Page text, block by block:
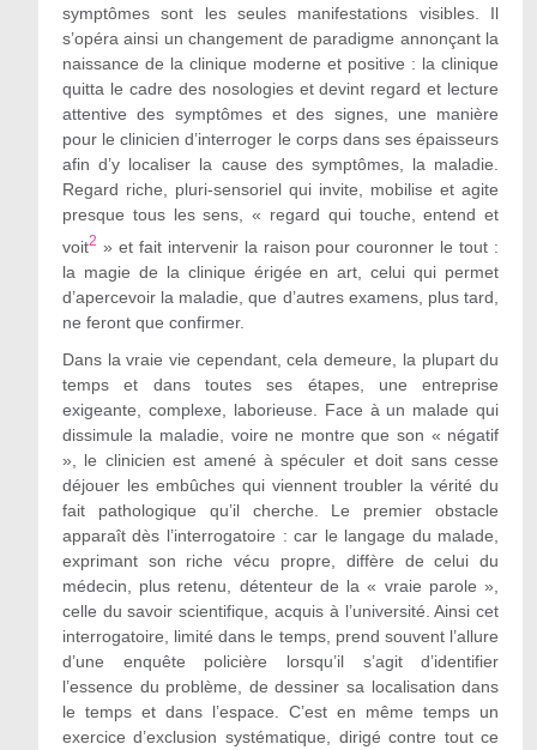
symptômes sont les seules manifestations visibles. Il
s’opéra ainsi un changement de paradigme annonçant la
naissance de la clinique moderne et positive : la clinique
quitta le cadre des nosologies et devint regard et lecture
attentive des symptômes et des signes, une manière
pour le clinicien d’interroger le corps dans ses épaisseurs
afin d’y localiser la cause des symptômes, la maladie.
Regard riche, pluri-sensoriel qui invite, mobilise et agite
presque tous les sens, « regard qui touche, entend et
voit2 » et fait intervenir la raison pour couronner le tout :
la magie de la clinique érigée en art, celui qui permet
d’apercevoir la maladie, que d’autres examens, plus tard,
ne feront que confirmer.
Dans la vraie vie cependant, cela demeure, la plupart du
temps et dans toutes ses étapes, une entreprise
exigeante, complexe, laborieuse. Face à un malade qui
dissimule la maladie, voire ne montre que son « négatif
», le clinicien est amené à spéculer et doit sans cesse
déjouer les embûches qui viennent troubler la vérité du
fait pathologique qu’il cherche. Le premier obstacle
apparaît dès l’interrogatoire : car le langage du malade,
exprimant son riche vécu propre, diffère de celui du
médecin, plus retenu, détenteur de la « vraie parole »,
celle du savoir scientifique, acquis à l’université. Ainsi cet
interrogatoire, limité dans le temps, prend souvent l’allure
d’une enquête policière lorsqu’il s’agit d’identifier
l’essence du problème, de dessiner sa localisation dans
le temps et dans l’espace. C’est en même temps un
exercice d’exclusion systématique, dirigé contre tout ce